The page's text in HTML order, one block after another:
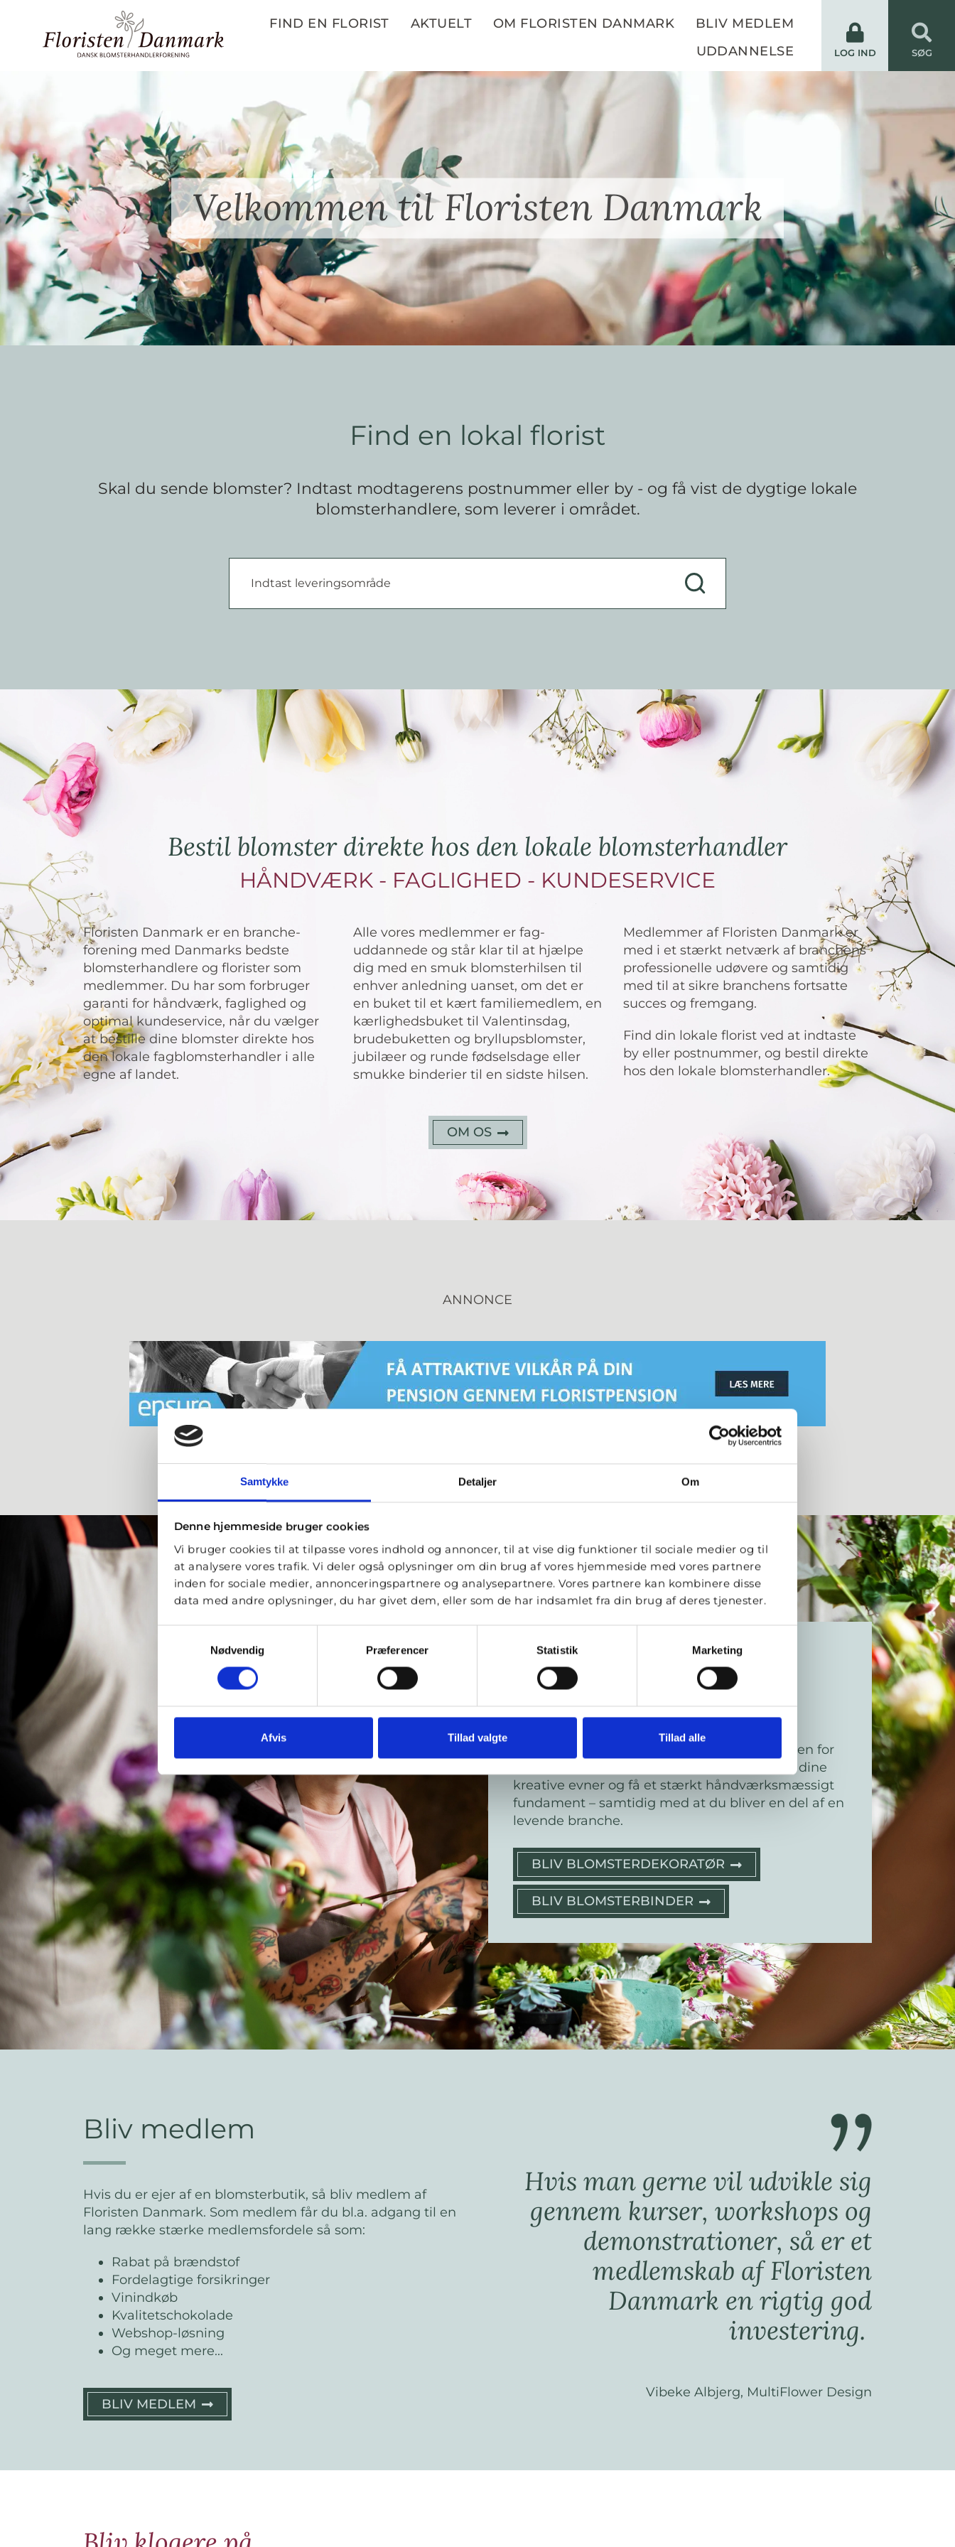
Samtykke Detaljer Om
Denne hjemmeside bruger cookies
Vi bruger cookies til at tilpasse vores indhold og annoncer, til at vise dig funktioner til sociale medier og til
at analysere vores trafik. Vi deler også oplysninger om din brug af vores hjemmeside med vores partnere
inden for sociale medier, annonceringspartnere og analysepartnere. Vores partnere kan kombinere disse
data med andre oplysninger, du har givet dem, eller som de har indsamlet fra din brug af deres tjenester.
Nødvendig
Præferencer Statistik Marketing
Afvis Tillad valgte Tillad alle
FIND EN FLORIST AKTUELT OM FLORISTEN DANMARK
BLIV MEDLEM
UDDANNELSE
LOG IND SØG
Velkommen til Floristen Danmark
Find en lokal florist
Skal du sende blomster? Indtast modtagerens postnummer eller by - og få vist de dygtige lokale
blomsterhandlere, som leverer i området.
Bestil blomster direkte hos den lokale blomsterhandler
HÅNDVÆRK - FAGLIGHED - KUNDESERVICE
Floristen Danmark er en branche-
forening med Danmarks bedste
blomsterhandlere og florister som
medlemmer. Du har som forbruger
garanti for håndværk, faglighed og
optimal kundeservice, når du vælger
at bestille dine blomster direkte hos
den lokale fagblomsterhandler i alle
egne af landet.
Alle vores medlemmer er fag-
uddannede og står klar til at hjælpe
dig med en smuk blomsterhilsen til
enhver anledning uanset, om det er
en buket til et kært familiemedlem, en
kærlighedsbuket til Valentinsdag,
brudebuketten og bryllupsblomster,
jubilæer og runde fødselsdage eller
smukke binderier til en sidste hilsen.
Medlemmer af Floristen Danmark er
med i et stærkt netværk af branchens
professionelle udøvere og samtidig
med til at sikre branchens fortsatte
succes og fremgang.
Find din lokale florist ved at indtaste
by eller postnummer, og bestil direkte
hos den lokale blomsterhandler.
OM OS
ANNONCE
Uddannelser i blomster
Vil du arbejde med blomster, kreativitet og
mennesker i hverdagen? En uddannelse inden for
floristfaget giver dig mulighed for at udvikle dine
kreative evner og få et stærkt håndværksmæssigt
fundament – samtidig med at du bliver en del af en
levende branche.
BLIV BLOMSTERDEKORATØR
BLIV BLOMSTERBINDER
Bliv medlem
Hvis du er ejer af en blomsterbutik, så bliv medlem af
Floristen Danmark. Som medlem får du bl.a. adgang til en
lang række stærke medlemsfordele så som:
Rabat på brændstof
Fordelagtige forsikringer
Vinindkøb
Kvalitetschokolade
Webshop-løsning
Og meget mere...
BLIV MEDLEM
Hvis man gerne vil udvikle sig
gennem kurser, workshops og
demonstrationer, så er et
medlemskab af Floristen
Danmark en rigtig god
investering.
Vibeke Albjerg, MultiFlower Design